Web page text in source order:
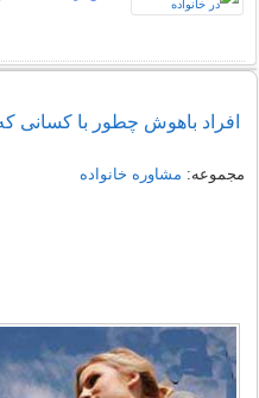
افراد باهوش چطور با کسانی
مجموعه: مشاوره خانواده